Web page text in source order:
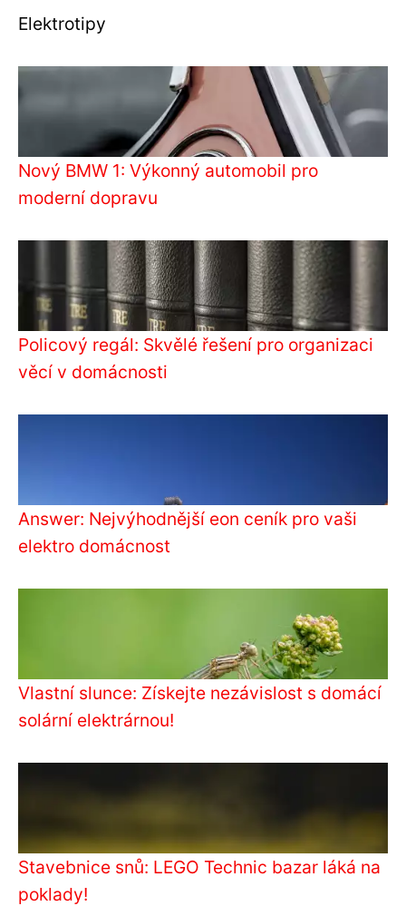
Elektrotipy
Nový BMW 1: Výkonný automobil pro
moderní dopravu
Policový regál: Skvělé řešení pro organizaci
věcí v domácnosti
Answer: Nejvýhodnější eon ceník pro vaši
elektro domácnost
Vlastní slunce: Získejte nezávislost s domácí
solární elektrárnou!
Stavebnice snů: LEGO Technic bazar láká na
poklady!